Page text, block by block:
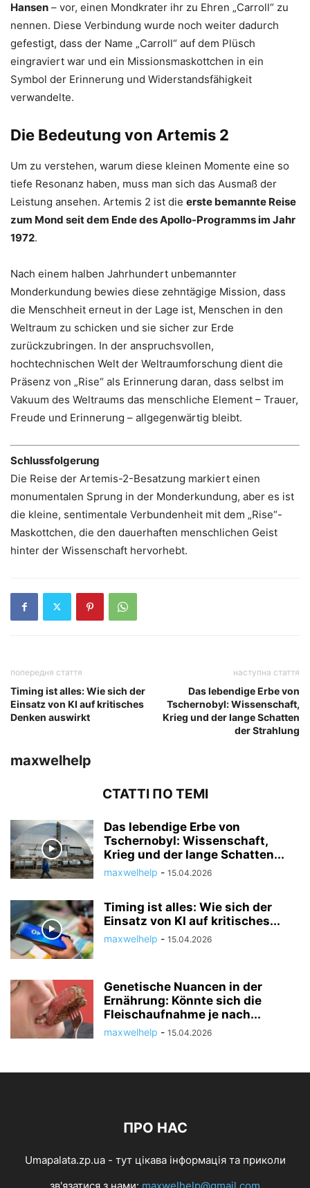
Hansen – vor, einen Mondkrater ihr zu Ehren „Carroll“ zu
nennen. Diese Verbindung wurde noch weiter dadurch
gefestigt, dass der Name „Carroll“ auf dem Plüsch
eingraviert war und ein Missionsmaskottchen in ein
Symbol der Erinnerung und Widerstandsfähigkeit
verwandelte.
Die Bedeutung von Artemis 2
Um zu verstehen, warum diese kleinen Momente eine so
tiefe Resonanz haben, muss man sich das Ausmaß der
Leistung ansehen. Artemis 2 ist die erste bemannte Reise
zum Mond seit dem Ende des Apollo-Programms im Jahr
1972.
Nach einem halben Jahrhundert unbemannter
Monderkundung bewies diese zehntägige Mission, dass
die Menschheit erneut in der Lage ist, Menschen in den
Weltraum zu schicken und sie sicher zur Erde
zurückzubringen. In der anspruchsvollen,
hochtechnischen Welt der Weltraumforschung dient die
Präsenz von „Rise“ als Erinnerung daran, dass selbst im
Vakuum des Weltraums das menschliche Element – ​​Trauer,
Freude und Erinnerung – allgegenwärtig bleibt.
Schlussfolgerung
Die Reise der Artemis-2-Besatzung markiert einen
monumentalen Sprung in der Monderkundung, aber es ist
die kleine, sentimentale Verbundenheit mit dem „Rise“-
Maskottchen, die den dauerhaften menschlichen Geist
hinter der Wissenschaft hervorhebt.
попередня стаття
Timing ist alles: Wie sich der
Einsatz von KI auf kritisches
Denken auswirkt
наступна стаття
Das lebendige Erbe von
Tschernobyl: Wissenschaft,
Krieg und der lange Schatten
der Strahlung
maxwelhelp
СТАТТІ ПО ТЕМІ
Das lebendige Erbe von
Tschernobyl: Wissenschaft,
Krieg und der lange Schatten...
maxwelhelp - 15.04.2026
Timing ist alles: Wie sich der
Einsatz von KI auf kritisches...
maxwelhelp - 15.04.2026
Genetische Nuancen in der
Ernährung: Könnte sich die
Fleischaufnahme je nach...
maxwelhelp - 15.04.2026
ПРО НАС
Umapalata.zp.ua - тут цікава інформація та приколи